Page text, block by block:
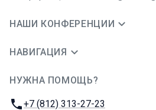
НАШИ КОНФЕРЕНЦИИ
НАВИГАЦИЯ
НУЖНА ПОМОЩЬ?
Телефон:
+7 (812) 313-27-23